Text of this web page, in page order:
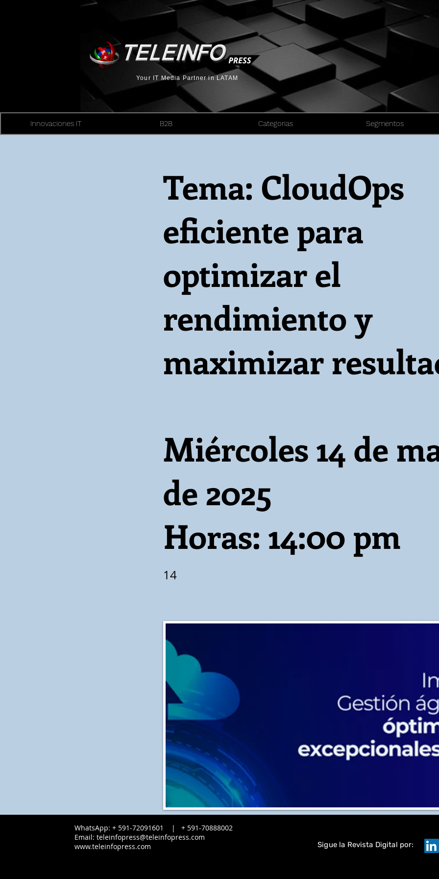
Your IT Media Partner in LATAM
Innovaciones IT B2B Categorias Segmentos
Tema: CloudOps
eficiente para
optimizar el
rendimiento y
maximizar
Miércoles 14 de
de 2025
Horas: 14:00 pm
14
WhatsApp: + 591-72091601 | + 591-70888002
Email: teleinfopress@teleinfopress.com
www.teleinfopress.com
Sigue la Revista Digital por: